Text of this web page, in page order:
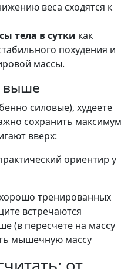
веса сходятся к
тела в сутки как
похудения и
массы.
выше
силовые), худеете
сохранить максимум
вверх:
ориентир у
тренированных
встречаются
(в пересчете на массу
мышечную массу